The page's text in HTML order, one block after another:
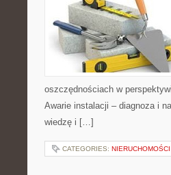
oszczędnościach w
Awarie instalacji – diagnoza i
wiedzę i […]
CATEGORIES: NIERUCHOMOŚCI